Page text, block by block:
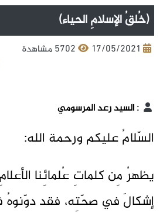
(خُلقُ الإسلامِ الحياء)
17/05/2021 5702 مشاهدة
:السيد رعد المرسومي
السّلامُ عليكم ورحمة الله:
يظهرُ مِن كلماتِ عُلمائِنا
إشكالَ في صحّتِه، فقد دوّنوهُ